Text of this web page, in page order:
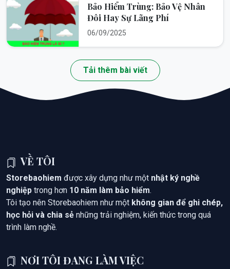
Bảo Hiểm Trùng: Bảo Vệ Nhân
Đôi Hay Sự Lãng Phí
06/09/2025
Tải thêm bài viết
VỀ TÔI
Storebaohiem được xây dựng như một nhật ký nghề
nghiệp trong hơn 10 năm làm bảo hiểm.
Tôi tạo nên Storebaohiem như một không gian để ghi chép,
học hỏi và chia sẻ những trải nghiệm, kiến thức trong quá
trình làm nghề.
NƠI TÔI ĐANG LÀM VIỆC